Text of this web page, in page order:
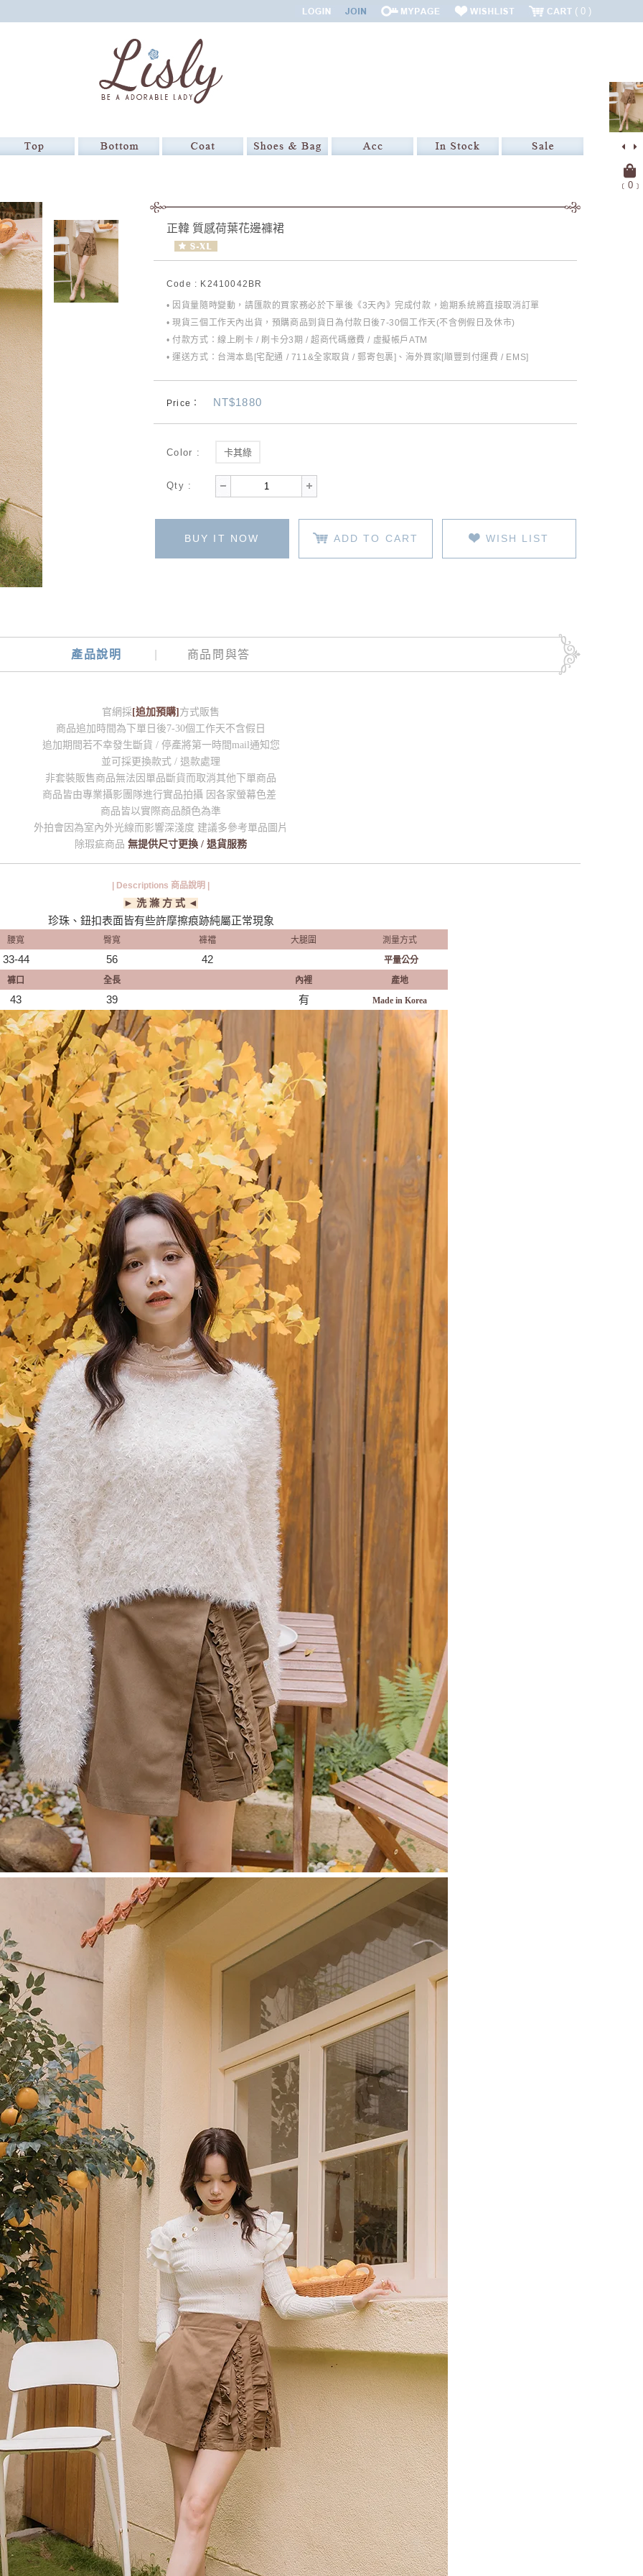
0
﹝ 0﹞
正韓 質感荷葉花邊褲裙
Code : K2410042BR
• 因貨量隨時變動，請匯款的買家務必於下單後《3天內》完成付款，逾期系統將直接取消訂單
• 現貨三個工作天內出貨，預購商品到貨日為付款日後7-30個工作天(不含例假日及休市)
• 付款方式：線上刷卡 / 刷卡分3期 / 超商代碼繳費 / 虛擬帳戶ATM
• 運送方式：台灣本島[宅配通 / 711&全家取貨 / 郵寄包裹]、海外買家[順豐到付運費 / EMS]
Price： NT$1880
Color : 卡其綠
Qty :
BUY IT NOW ADD TO CART WISH LIST
產品說明 商品問與答
官網採 [追加預購] 方式販售
商品追加時間為下單日後7-30個工作天不含假日
追加期間若不幸發生斷貨 / 停產將第一時間mail通知您
並可採更換款式 / 退款處理
非套裝販售商品無法因單品斷貨而取消其他下單商品
商品皆由專業攝影團隊進行實品拍攝 因各家螢幕色差
商品皆以實際商品顏色為準
外拍會因為室內外光線而影響深淺度 建議多參考單品圖片
除瑕疵商品 無提供尺寸更換 / 退貨服務
| Descriptions 商品說明 |
► 洗 滌 方 式 ◄
珍珠、鈕扣表面皆有些許摩擦痕跡純屬正常現象
腰寬 臀寬 褲襠 大腿圍 測量方式
33-44 56 42
平量公分
褲口
全長 內裡 產地
43 39 有 Made in Korea